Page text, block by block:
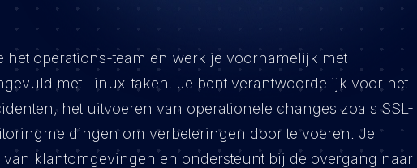
operations-team en werk je voornamelijk met
met Linux-taken. Je bent verantwoordelijk voor het
het uitvoeren van operationele changes zoals SSL-
om verbeteringen door te voeren. Je
klantomgevingen en ondersteunt bij de overgang naar